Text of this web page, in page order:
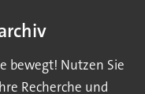
bewegt! Nutzen Sie
Recherche und